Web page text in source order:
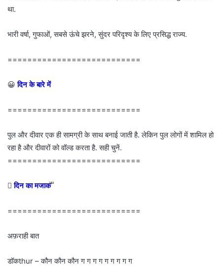
था.
भारी वर्षा, गुफाओं, सबसे ऊंचे झरने, सुंदर परिदृश्य के लिए प्रसिद्ध राज्य.
===========================
😀दिन के बारे में
===========================
पुल और दीवार एक ही सामग्री के साथ बनाई जाती है. लेकिन पुल लोगों में शामिल हो
रहा है और दीवारों को वॉल्ड करता है. सही चुनें.
===========================
दिन का मजाक  
===========================
अफ़राही बात
डॉकthur – कौन कौन कौन ग ग ग ग ग ग ग ग ग